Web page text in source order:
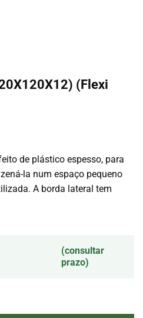
(Flexi
de plástico espesso, para
la num espaço pequeno
A borda lateral tem
(consultar
prazo)
(120X120X12) (Flexi Tray)